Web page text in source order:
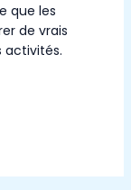
que les
de vrais
activités.